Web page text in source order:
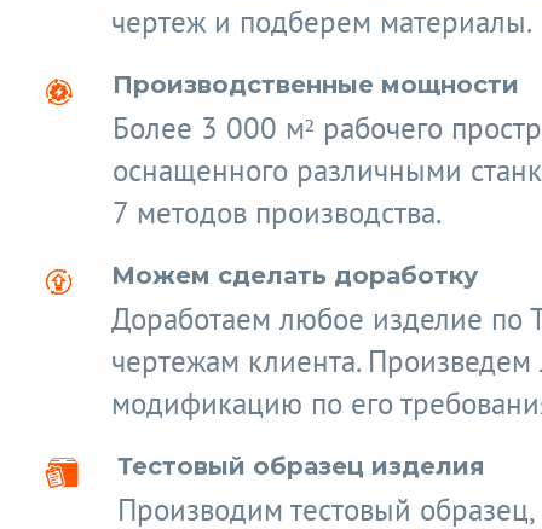
чертеж и подберем материалы.
Производственные мощности
Более 3 000 м² рабочего
оснащенного различными
7 методов производства.
Можем сделать доработку
Доработаем любое изделие по
чертежам клиента.
модификацию по его
Тестовый образец изделия
Производим тестовый образец,